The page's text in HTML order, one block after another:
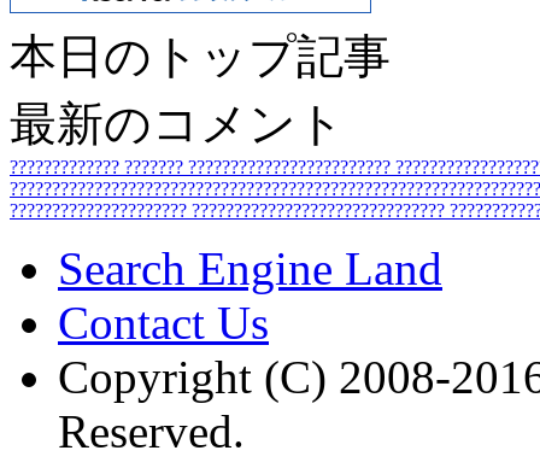
本日のトップ記事
最新のコメント
????????????? ??????? ????????????????????????
????????????????????? ??????????????????????????????
Search Engine Land
Contact Us
Copyright (C) 2008-
Reserved.